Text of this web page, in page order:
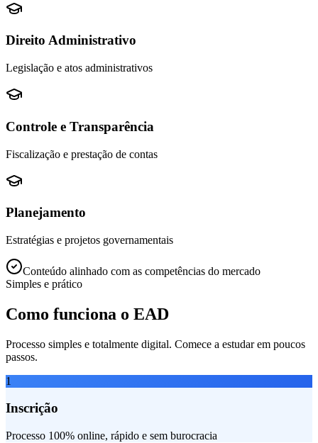
Direito Administrativo
Legislação e atos administrativos
Controle e Transparência
Fiscalização e prestação de contas
Planejamento
Estratégias e projetos governamentais
Conteúdo alinhado com as competências do mercado
Simples e prático
Como funciona o EAD
Processo simples e totalmente digital. Comece a estudar em poucos
passos.
1
Inscrição
Processo 100% online, rápido e sem burocracia